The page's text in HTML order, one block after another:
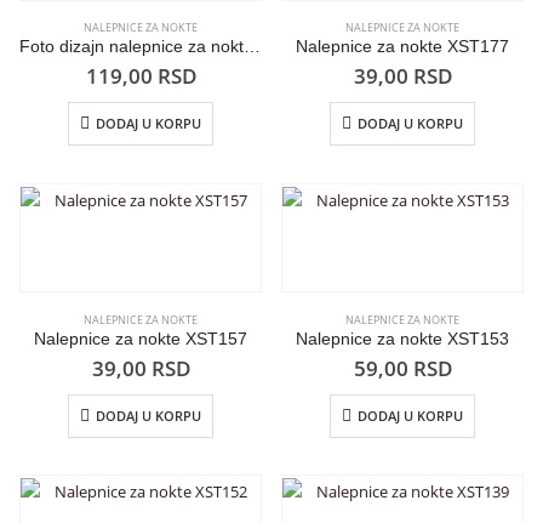
NALEPNICE ZA NOKTE
Foto dizajn nalepnice za nokte – 03
119,00 RSD
DODAJ U KORPU
NALEPNICE ZA NOKTE
Nalepnice za nokte XST177
39,00 RSD
DODAJ U KORPU
NALEPNICE ZA NOKTE
Nalepnice za nokte XST157
39,00 RSD
DODAJ U KORPU
NALEPNICE ZA NOKTE
Nalepnice za nokte XST153
59,00 RSD
DODAJ U KORPU